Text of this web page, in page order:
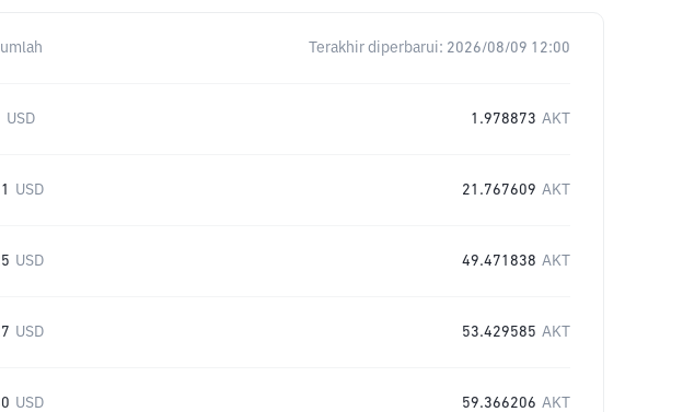
Terakhir diperbarui: 2026/08/09 12:00
USD 1.978873 AKT
USD 21.767609 AKT
USD 49.471838 AKT
USD 53.429585 AKT
USD 59.366206 AKT